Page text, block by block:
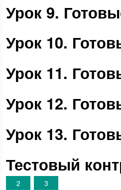
Урок 9.
Урок 10.
Урок 11.
Урок 12.
Урок 13.
Тестовый
2
3